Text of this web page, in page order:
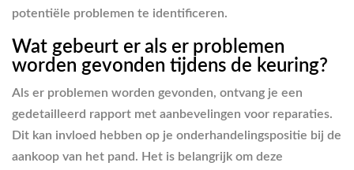
potentiële problemen te identificeren.
Wat gebeurt er als er problemen
worden gevonden tijdens de keuring?
Als er problemen worden gevonden, ontvang je een
gedetailleerd rapport met aanbevelingen voor reparaties.
Dit kan invloed hebben op je onderhandelingspositie bij de
aankoop van het pand. Het is belangrijk om deze